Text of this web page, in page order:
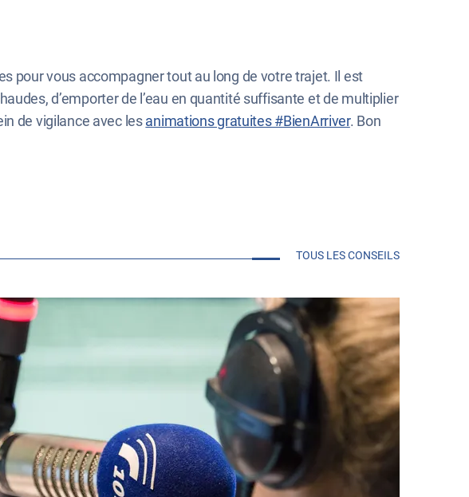
pour vous accompagner tout au long de votre trajet. Il est
d’emporter de l’eau en quantité suffisante et de multiplier
de vigilance avec lesanimations gratuites #BienArriver. Bon
TOUS LES CONSEILS